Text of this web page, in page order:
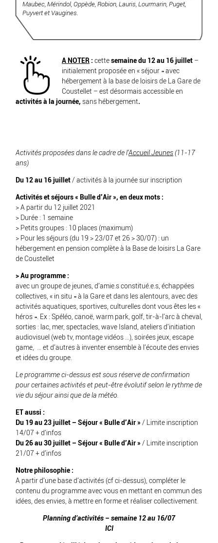
Maubec, Mérindol, Oppède, Robion, Lauris, Lourmarin, Puget,
Puyvert et Vaugines.
A NOTER : cettesemaine du 12 au 16 juillet –
initialement proposée en « séjour » avec
hébergement à la base de loisirs de La Gare de
Coustellet – est désormais accessible en
activités à la journée, sans hébergement.
Activités proposées dans le cadre de l’Accueil Jeunes(11-17
ans)
Du 12 au 16 juillet/ activités à la journée sur inscription
Activités et séjours « Bulle d’Air », en deux mots :
> A partir du 12 juillet 2021
> Durée : 1 semaine
> Petits groupes : 10 places (maximum)
> Pour les séjours (du 19 > 23/07 et 26 > 30/07) : un
hébergement en pension complète à la Base de loisirs La Gare
de Coustellet
> Au programme :
avec un groupe de jeunes, d’amie.s constitué.e.s, échappées
collectives, « in situ » à la Gare et dans les alentours, avec des
activités aquatiques, sportives, culturelles dont vous êtes les «
héros ». Ex : Spéléo, canoë, warm park, golf, tir-à-l’arc à cheval,
sorties : lac, mer, spectacles, wave Island, ateliers d’initiation
audiovisuel (web tv, montage vidéos …), soirées jeux, escape
game, … et d’autres à inventer ensemble à l’écoute des envies
et idées du groupe.
Le programme ci-dessus est sous réserve de confirmation
pour certaines activités et peut-être évolutif selon le rythme de
vie du séjour ainsi que de la météo.
ET aussi :
Du 19 au 23 juillet – Séjour « Bulle d’Air » / Limite inscription
14/07 + d’infos
Du 26 au 30 juillet – Séjour « Bulle d’Air » / Limite inscription
21/07 + d’infos
Notre philosophie :
A partir d’une base d’activités (cf ci-dessus), compléter le
contenu du programme avec vous en mettant en commun des
idées, des envies, à mettre en forme et réaliser collectivement.
Planning d’activités – semaine 12 au 16/07
ICI